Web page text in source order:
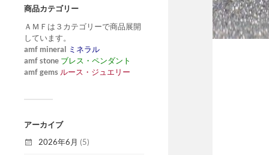
商品カテゴリー
ＡＭＦは３カテゴリーで商品展開
しています。
amf mineral ミネラル
amf stone ブレス・ペンダント
amf gems ルース・ジュエリー
アーカイブ
2026年6月 (5)